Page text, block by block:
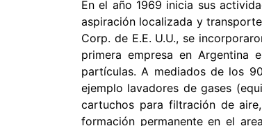
En el año 1969 inicia sus
aspiración localizada y
Corp. de E.E. U.U., se
primera empresa en
partículas. A mediados de los
ejemplo lavadores de gases
cartuchos para filtración de
formación permanente en el